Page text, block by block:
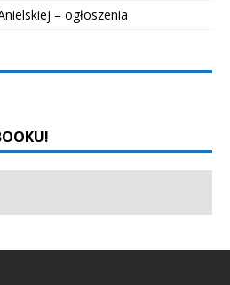
– ogłoszenia